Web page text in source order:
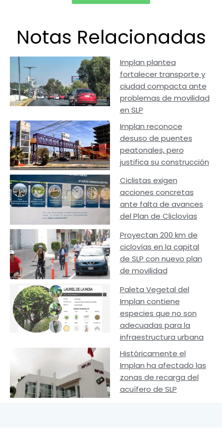
Notas Relacionadas
Implan plantea
fortalecer transporte y
ciudad compacta ante
problemas de movilidad
en SLP
Implan reconoce
desuso de puentes
peatonales, pero
justifica su construcción
Ciclistas exigen
acciones concretas
ante falta de avances
del Plan de Cliclovías
Proyectan 200 km de
ciclovías en la capital
de SLP con nuevo plan
de movilidad
Paleta Vegetal del
Implan contiene
especies que no son
adecuadas para la
infraestructura urbana
Históricamente el
Implan ha afectado las
zonas de recarga del
acuífero de SLP